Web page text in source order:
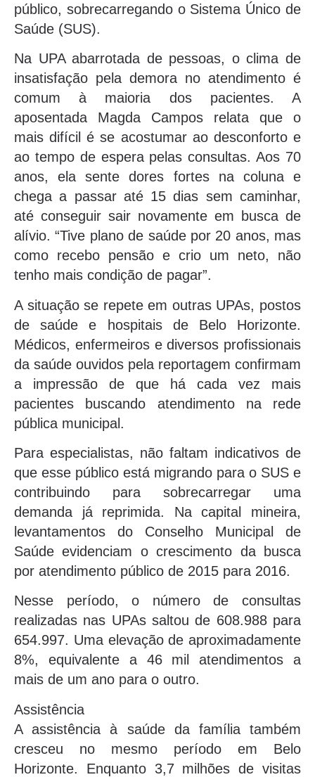
público, sobrecarregando o Sistema Único de
Saúde (SUS).
Na UPA abarrotada de pessoas, o clima de
insatisfação pela demora no atendimento é
comum à maioria dos pacientes. A
aposentada Magda Campos relata que o
mais difícil é se acostumar ao desconforto e
ao tempo de espera pelas consultas. Aos 70
anos, ela sente dores fortes na coluna e
chega a passar até 15 dias sem caminhar,
até conseguir sair novamente em busca de
alívio. “Tive plano de saúde por 20 anos, mas
como recebo pensão e crio um neto, não
tenho mais condição de pagar”.
A situação se repete em outras UPAs, postos
de saúde e hospitais de Belo Horizonte.
Médicos, enfermeiros e diversos profissionais
da saúde ouvidos pela reportagem confirmam
a impressão de que há cada vez mais
pacientes buscando atendimento na rede
pública municipal.
Para especialistas, não faltam indicativos de
que esse público está migrando para o SUS e
contribuindo para sobrecarregar uma
demanda já reprimida. Na capital mineira,
levantamentos do Conselho Municipal de
Saúde evidenciam o crescimento da busca
por atendimento público de 2015 para 2016.
Nesse período, o número de consultas
realizadas nas UPAs saltou de 608.988 para
654.997. Uma elevação de aproximadamente
8%, equivalente a 46 mil atendimentos a
mais de um ano para o outro.
Assistência
A assistência à saúde da família também
cresceu no mesmo período em Belo
Horizonte. Enquanto 3,7 milhões de visitas